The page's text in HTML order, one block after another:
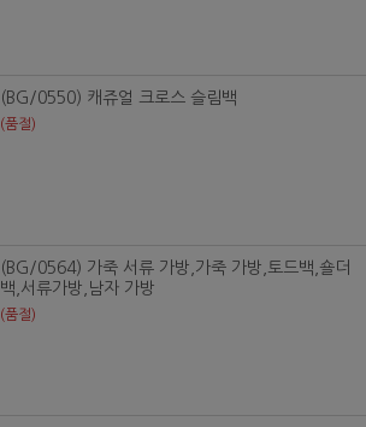
(BG/0550) 캐쥬얼 크로스 슬림백
(품절)
(BG/0564) 가죽 서류 가방,가죽 가방,토드백,숄더
백,서류가방,남자 가방
(품절)